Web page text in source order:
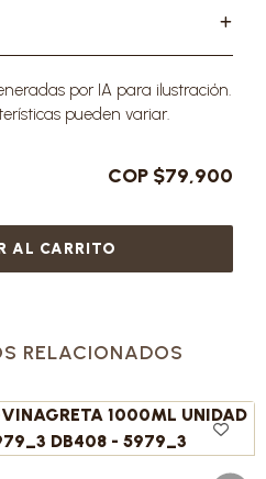
por IA para ilustración.
pueden variar.
COP $79,900
AL CARRITO
RELACIONADOS